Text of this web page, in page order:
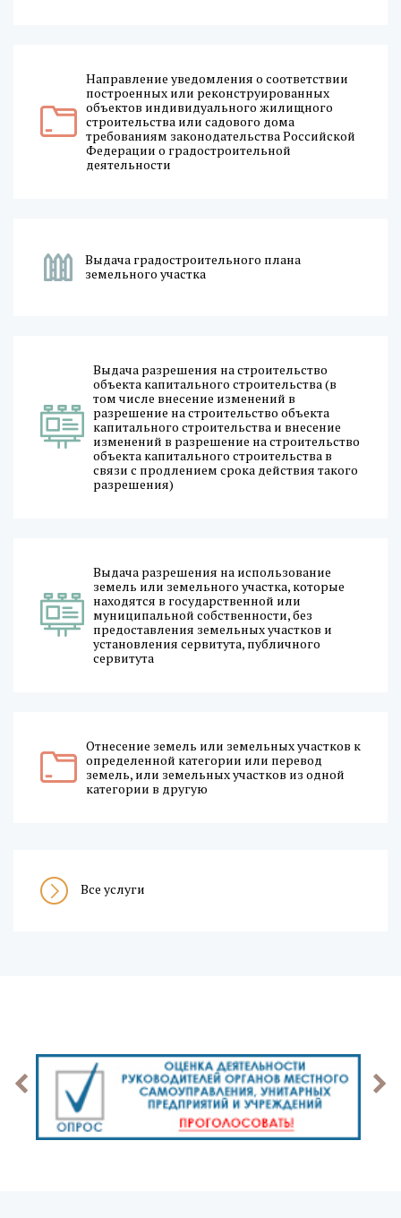
Направление уведомления о соответствии
построенных или реконструированных
объектов индивидуального жилищного
строительства или садового дома
требованиям законодательства Российской
Федерации о градостроительной
деятельности
Выдача градостроительного плана
земельного участка
Выдача разрешения на строительство
объекта капитального строительства (в
том числе внесение изменений в
разрешение на строительство объекта
капитального строительства и внесение
изменений в разрешение на строительство
объекта капитального строительства в
связи с продлением срока действия такого
разрешения)
Выдача разрешения на использование
земель или земельного участка, которые
находятся в государственной или
муниципальной собственности, без
предоставления земельных участков и
установления сервитута, публичного
сервитута
Отнесение земель или земельных участков к
определенной категории или перевод
земель, или земельных участков из одной
категории в другую
Все услуги